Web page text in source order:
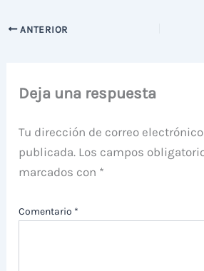
ANTERIOR
Deja una respuesta
Tu dirección de correo
publicada. Los campos
marcados con *
Comentario *